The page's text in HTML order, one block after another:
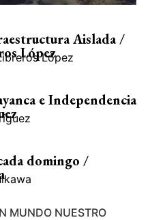
Aislada /
LópezLópez
e Independencia
domingo /
MUNDO NUESTRO